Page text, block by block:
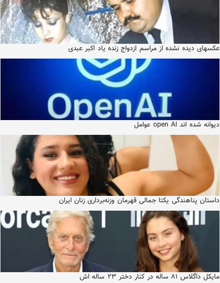
عکسهای دیده نشده از مراسم ازدواج زنده یاد اکبر عبدی
دیوانه شده اند open AI عوامل
داستان پناهندگی یکتا جمالی قهرمان وزنه‌برداری زنان ایران
مایکل داگلاس ۸۱ ساله در کنار دختر ۲۳ ساله اش